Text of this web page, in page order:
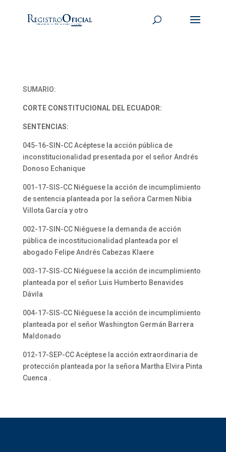
SUMARIO:
CORTE CONSTITUCIONAL DEL ECUADOR:
SENTENCIAS:
045-16-SIN-CC Acéptese la acción pública de
inconstitucionalidad presentada por el señor Andrés
Donoso Echanique
001-17-SIS-CC Niéguese la acción de incumplimiento
de sentencia planteada por la señora Carmen Nibia
Villota García y otro
002-17-SIN-CC Niéguese la demanda de acción
pública de incostitucionalidad planteada por el
abogado Felipe Andrés Cabezas Klaere
003-17-SIS-CC Niéguese la acción de incumplimiento
planteada por el señor Luis Humberto Benavides
Dávila
004-17-SIS-CC Niéguese la acción de incumplimiento
planteada por el señor Washington Germán Barrera
Maldonado
012-17-SEP-CC Acéptese la acción extraordinaria de
protección planteada por la señora Martha Elvira Pinta
Cuenca .